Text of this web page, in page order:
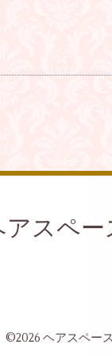
アスペ
©2026 ヘアスペー